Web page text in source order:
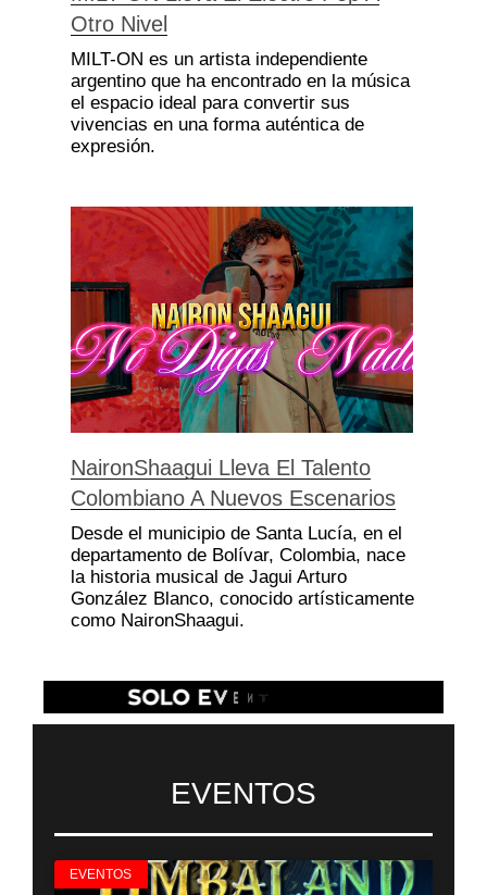
Otro Nivel
MILT-ON es un artista independiente
argentino que ha encontrado en la música
el espacio ideal para convertir sus
vivencias en una forma auténtica de
expresión.
NaironShaagui Lleva El Talento
Colombiano A Nuevos Escenarios
Desde el municipio de Santa Lucía, en el
departamento de Bolívar, Colombia, nace
la historia musical de Jagui Arturo
González Blanco, conocido artísticamente
como NaironShaagui.
EVENTOS
EVENTOS